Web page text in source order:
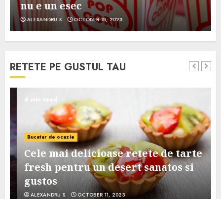
nu e un esec
ALEXANDRU S. OCTOBER 18, 2023
RETETE PE GUSTUL TAU
4 min read
Bucatar de ocazie
Cele mai delicioase retete de tarte
fresh pentru un desert sanatos si
gustos
ALEXANDRU S. OCTOBER 11, 2023